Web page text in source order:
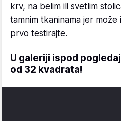
krv, na belim ili svetlim
tamnim tkaninama jer
prvo testirajte.
U galeriji ispod
od 32 kvadrata!